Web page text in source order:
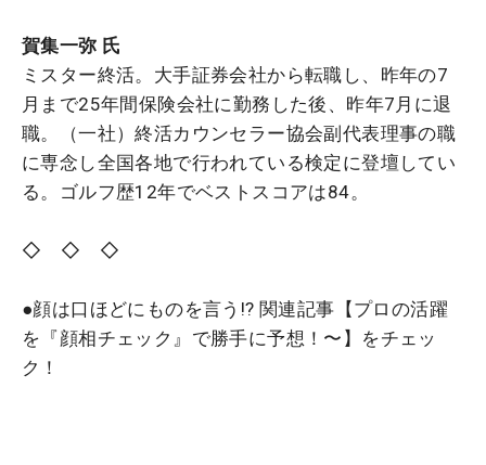
賀集一弥 氏
ミスター終活。大手証券会社から転職し、昨年の7
月まで25年間保険会社に勤務した後、昨年7月に退
職。（一社）終活カウンセラー協会副代表理事の職
に専念し全国各地で行われている検定に登壇してい
る。ゴルフ歴12年でベストスコアは84。
◇ ◇ ◇
●顔は口ほどにものを言う!? 関連記事【プロの活躍
を『顔相チェック』で勝手に予想！〜】をチェッ
ク！